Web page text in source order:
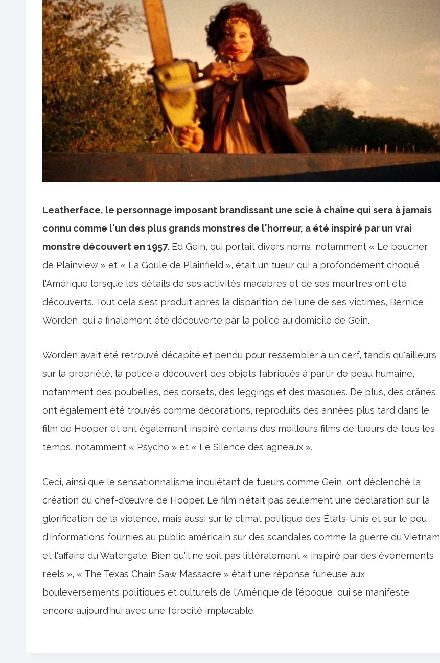
Leatherface, le personnage imposant brandissant une scie à chaîne qui sera à jamais
connu comme l'un des plus grands monstres de l'horreur, a été inspiré par un vrai
monstre découvert en 1957. Ed Gein, qui portait divers noms, notamment « Le boucher
de Plainview » et « La Goule de Plainfield », était un tueur qui a profondément choqué
l'Amérique lorsque les détails de ses activités macabres et de ses meurtres ont été
découverts. Tout cela s'est produit après la disparition de l'une de ses victimes, Bernice
Worden, qui a finalement été découverte par la police au domicile de Gein.
Worden avait été retrouvé décapité et pendu pour ressembler à un cerf, tandis qu'ailleurs
sur la propriété, la police a découvert des objets fabriqués à partir de peau humaine,
notamment des poubelles, des corsets, des leggings et des masques. De plus, des crânes
ont également été trouvés comme décorations, reproduits des années plus tard dans le
film de Hooper et ont également inspiré certains des meilleurs films de tueurs de tous les
temps, notamment « Psycho » et « Le Silence des agneaux ».
Ceci, ainsi que le sensationnalisme inquiétant de tueurs comme Gein, ont déclenché la
création du chef-d'œuvre de Hooper. Le film n'était pas seulement une déclaration sur la
glorification de la violence, mais aussi sur le climat politique des États-Unis et sur le peu
d'informations fournies au public américain sur des scandales comme la guerre du Vietnam
et l'affaire du Watergate. Bien qu'il ne soit pas littéralement « inspiré par des événements
réels », « The Texas Chain Saw Massacre » était une réponse furieuse aux
bouleversements politiques et culturels de l'Amérique de l'époque, qui se manifeste
encore aujourd'hui avec une férocité implacable.